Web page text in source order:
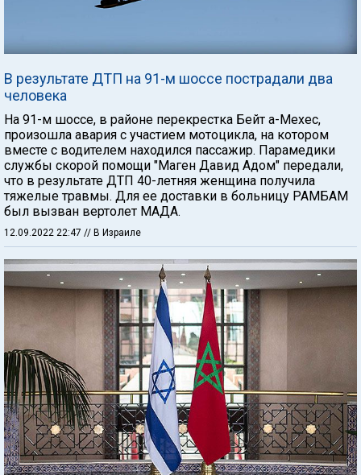
В результате ДТП на 91-м шоссе пострадали два
человека
На 91-м шоссе, в районе перекрестка Бейт а-Мехес,
произошла авария с участием мотоцикла, на котором
вместе с водителем находился пассажир. Парамедики
службы скорой помощи "Маген Давид Адом" передали,
что в результате ДТП 40-летняя женщина получила
тяжелые травмы. Для ее доставки в больницу РАМБАМ
был вызван вертолет МАДА.
12.09.2022 22:47 // В Израиле